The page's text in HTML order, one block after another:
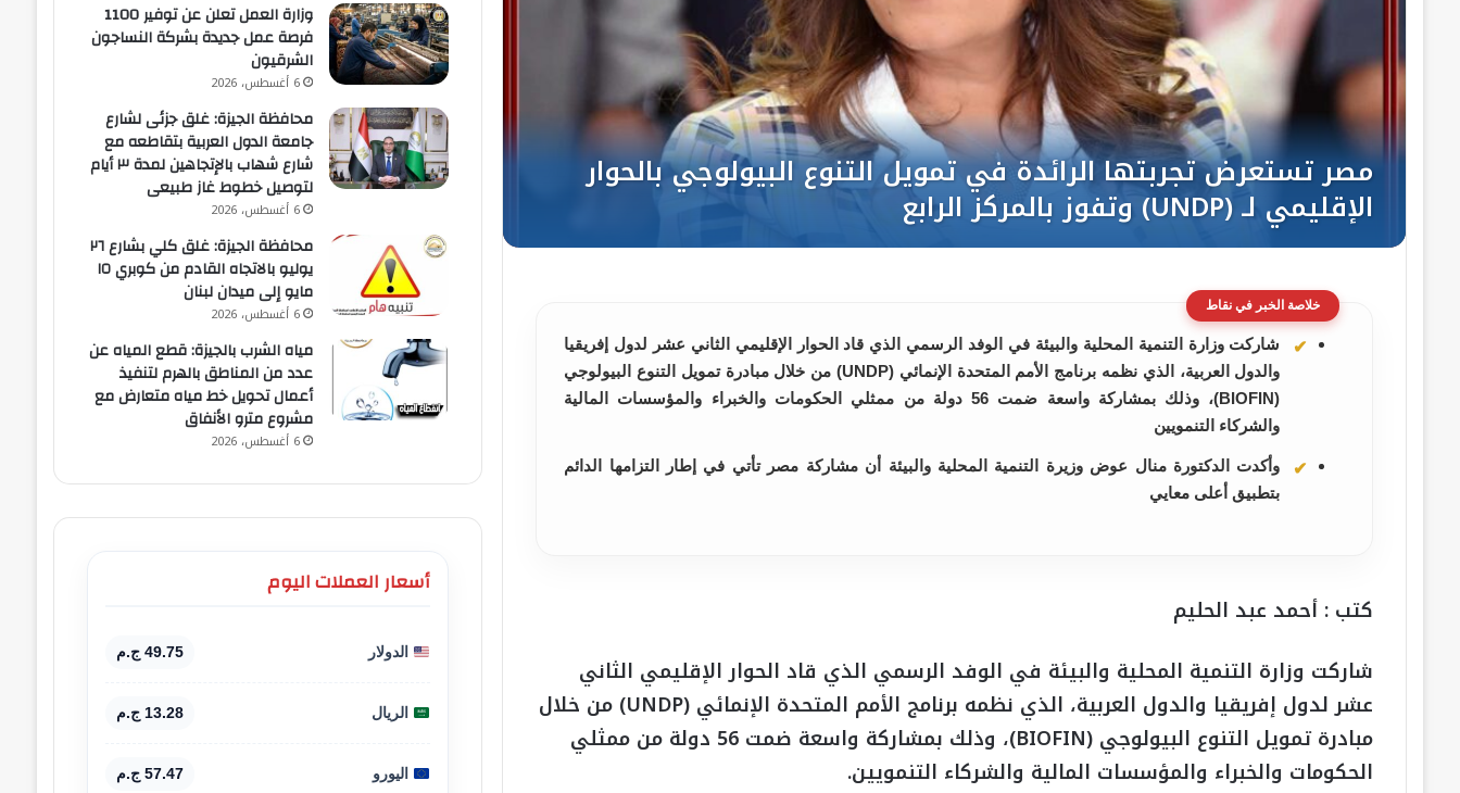
خلاصة الخبر في نقاط
شاركت وزارة التنمية المحلية والبيئة في الوفد الرسمي الذي قاد الحوار الإقليمي الثاني عشر لدول إفريقيا
والدول العربية، الذي نظمه برنامج الأمم المتحدة الإنمائي (UNDP) من خلال مبادرة تمويل التنوع البيولوجي
(BIOFIN)، وذلك بمشاركة واسعة ضمت 56 دولة من ممثلي الحكومات والخبراء والمؤسسات المالية
والشركاء التنمويين
وأكدت الدكتورة منال عوض وزيرة التنمية المحلية والبيئة أن مشاركة مصر تأتي في إطار التزامها الدائم
بتطبيق أعلى معايي
كتب : أحمد عبد الحليم
شاركت وزارة التنمية المحلية والبيئة في الوفد الرسمي الذي قاد الحوار الإقليمي الثاني
عشر لدول إفريقيا والدول العربية، الذي نظمه برنامج الأمم المتحدة الإنمائي (UNDP) من خلال
مبادرة تمويل التنوع البيولوجي (BIOFIN)، وذلك بمشاركة واسعة ضمت 56 دولة من ممثلي
الحكومات والخبراء والمؤسسات المالية والشركاء التنمويين.
وزارة العمل تعلن عن توفير 1100
فرصة عمل جديدة بشركة النساجون
الشرقيون
6 أغسطس، 2026
محافظة الجيزة: غلق جزئى لشارع
جامعة الدول العربية بتقاطعه مع
شارع شهاب بالإتجاهين لمدة ٣ أيام
لتوصيل خطوط غاز طبيعى
6 أغسطس، 2026
محافظة الجيزة: غلق كلي بشارع ٢٦
يوليو بالاتجاه القادم من كوبري ١٥
مايو إلى ميدان لبنان
6 أغسطس، 2026
مياه الشرب بالجيزة: قطع المياه عن
عدد من المناطق بالهرم لتنفيذ
أعمال تحويل خط مياه متعارض مع
مشروع مترو الأنفاق
6 أغسطس، 2026
أسعار العملات اليوم
الدولار 49.75 ج.م
الريال 13.28 ج.م
اليورو 57.47 ج.م